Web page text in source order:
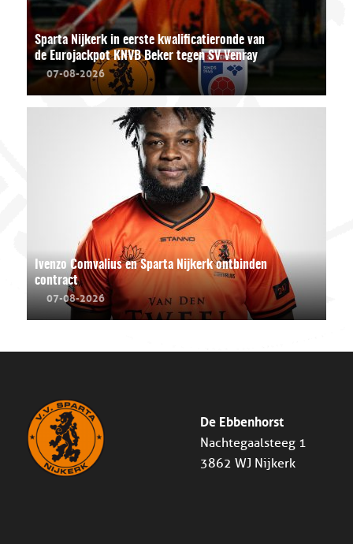
Sparta Nijkerk in eerste kwalificatieronde van
de Eurojackpot KNVB Beker tegen SV Venray
07-08-2026
Ivenzo Comvalius en Sparta Nijkerk ontbinden
contract
07-08-2026
De Ebbenhorst
Nachtegaalsteeg 1
3862 WJ Nijkerk